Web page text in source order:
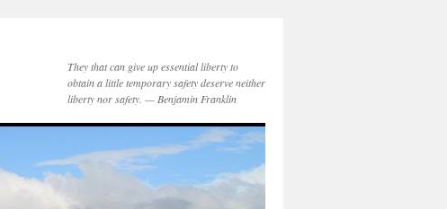
They that can give up essential liberty to
obtain a little temporary safety deserve neither
liberty nor safety. — Benjamin Franklin